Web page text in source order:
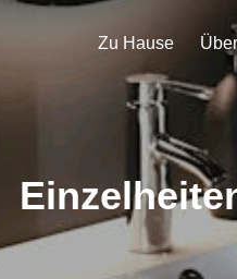
Zu Hause